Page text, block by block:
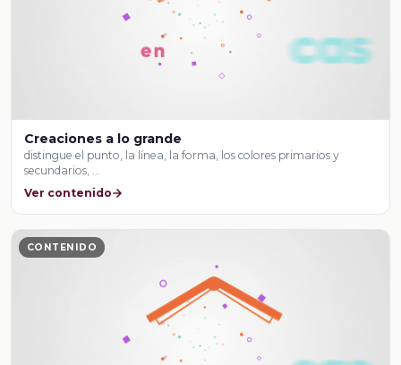
Creaciones a lo grande
distingue el punto, la línea, la forma, los colores primarios y
secundarios, …
Ver contenido
CONTENIDO